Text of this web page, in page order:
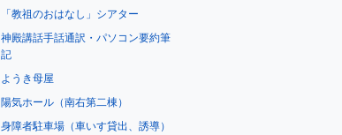
「教祖のおはなし」シアター
神殿講話手話通訳・パソコン要約筆
記
ようき母屋
陽気ホール（南右第二棟）
身障者駐車場（車いす貸出、誘導）